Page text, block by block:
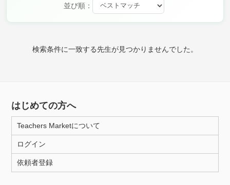
並び順：
検索条件に一致する先生が見つかりませんでした。
保健・体育 図画工作 書写
月曜日 火曜日
所属大学
はじめての方へ
Teachers Marketについて
ログイン
依頼者登録